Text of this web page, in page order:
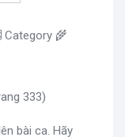
Category 🌾
333)
bài ca. Hãy